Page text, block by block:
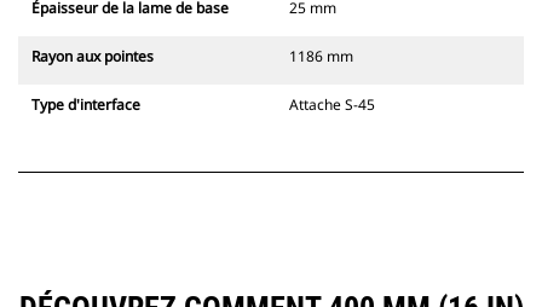
Épaisseur de la lame de base 25 mm
Rayon aux pointes 1186 mm
Type d'interface Attache S-45